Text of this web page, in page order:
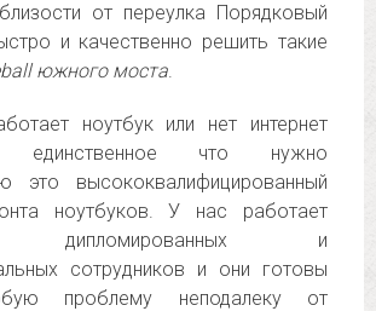
от переулка Порядковый
и качественно решить такие
южного моста.
ноутбук или нет интернет
единственное что нужно
это высококвалифицированный
ноутбуков. У нас работает
дипломированных и
сотрудников и они готовы
проблему неподалеку от